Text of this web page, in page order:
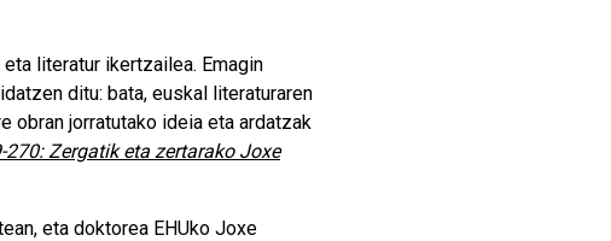
literatur ikertzailea. Emagin
ditu: bata, euskal literaturaren
obran jorratutako ideia eta ardatzak
270: Zergatik eta zertarako Joxe
eta doktorea EHUko Joxe